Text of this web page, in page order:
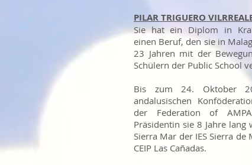
PILAR TRIGUERO
Sie hat ein Diplom in
einen Beruf, den sie in
23 Jahren mit der
Schülern der Public School
Bis zum 24. Oktober
andalusischen
der Federation of
Präsidentin sie 8 Jahre
Sierra Mar der IES Sierra de
CEIP Las Cañadas.